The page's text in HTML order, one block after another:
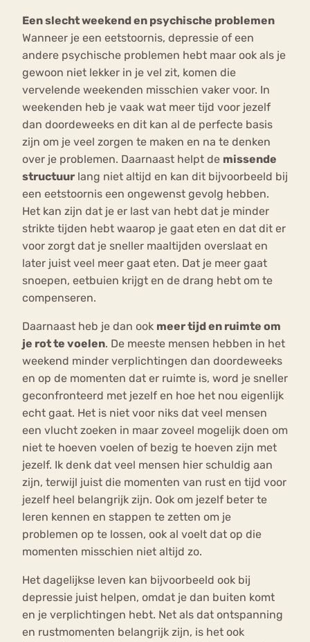
Een slecht weekend en psychische problemen
Wanneer je een eetstoornis, depressie of een
andere psychische problemen hebt maar ook als je
gewoon niet lekker in je vel zit, komen die
vervelende weekenden misschien vaker voor. In
weekenden heb je vaak wat meer tijd voor jezelf
dan doordeweeks en dit kan al de perfecte basis
zijn om je veel zorgen te maken en na te denken
over je problemen. Daarnaast helpt de missende
structuur lang niet altijd en kan dit bijvoorbeeld bij
een eetstoornis een ongewenst gevolg hebben.
Het kan zijn dat je er last van hebt dat je minder
strikte tijden hebt waarop je gaat eten en dat dit er
voor zorgt dat je sneller maaltijden overslaat en
later juist veel meer gaat eten. Dat je meer gaat
snoepen, eetbuien krijgt en de drang hebt om te
compenseren.
Daarnaast heb je dan ook meer tijd en ruimte om
je rot te voelen. De meeste mensen hebben in het
weekend minder verplichtingen dan doordeweeks
en op de momenten dat er ruimte is, word je sneller
geconfronteerd met jezelf en hoe het nou eigenlijk
echt gaat. Het is niet voor niks dat veel mensen
een vlucht zoeken in maar zoveel mogelijk doen om
niet te hoeven voelen of bezig te hoeven zijn met
jezelf. Ik denk dat veel mensen hier schuldig aan
zijn, terwijl juist die momenten van rust en tijd voor
jezelf heel belangrijk zijn. Ook om jezelf beter te
leren kennen en stappen te zetten om je
problemen op te lossen, ook al voelt dat op die
momenten misschien niet altijd zo.
Het dagelijkse leven kan bijvoorbeeld ook bij
depressie juist helpen, omdat je dan buiten komt
en je verplichtingen hebt. Net als dat ontspanning
en rustmomenten belangrijk zijn, is het ook